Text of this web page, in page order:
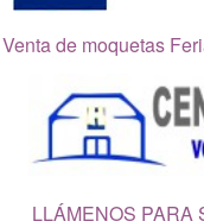
Venta de moquetas
LLÁMENOS PARA